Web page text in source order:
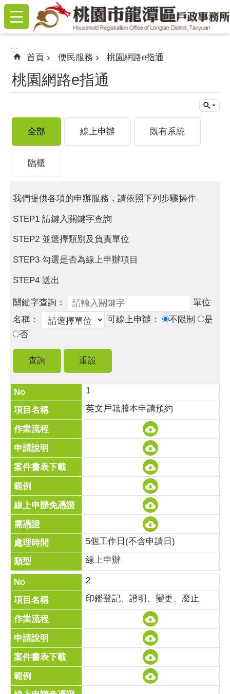
跳到主要內容區塊
:::
:::
首頁 便民服務 桃園網路e指通
桃園網路e指通
全部 線上申辦 既有系統
臨櫃
我們提供各項的申辦服務，請依照下列步驟操作
STEP1 請鍵入關鍵字查詢
STEP2 並選擇類別及負責單位
STEP3 勾選是否為線上申辦項目
STEP4 送出
關鍵字查詢：
單位
名稱：
可線上申辦： 不限制
是
否
1
英文戶籍謄本申請預約
5個工作日(不含申請日)
線上申辦
2
印鑑登記、證明、變更、廢止